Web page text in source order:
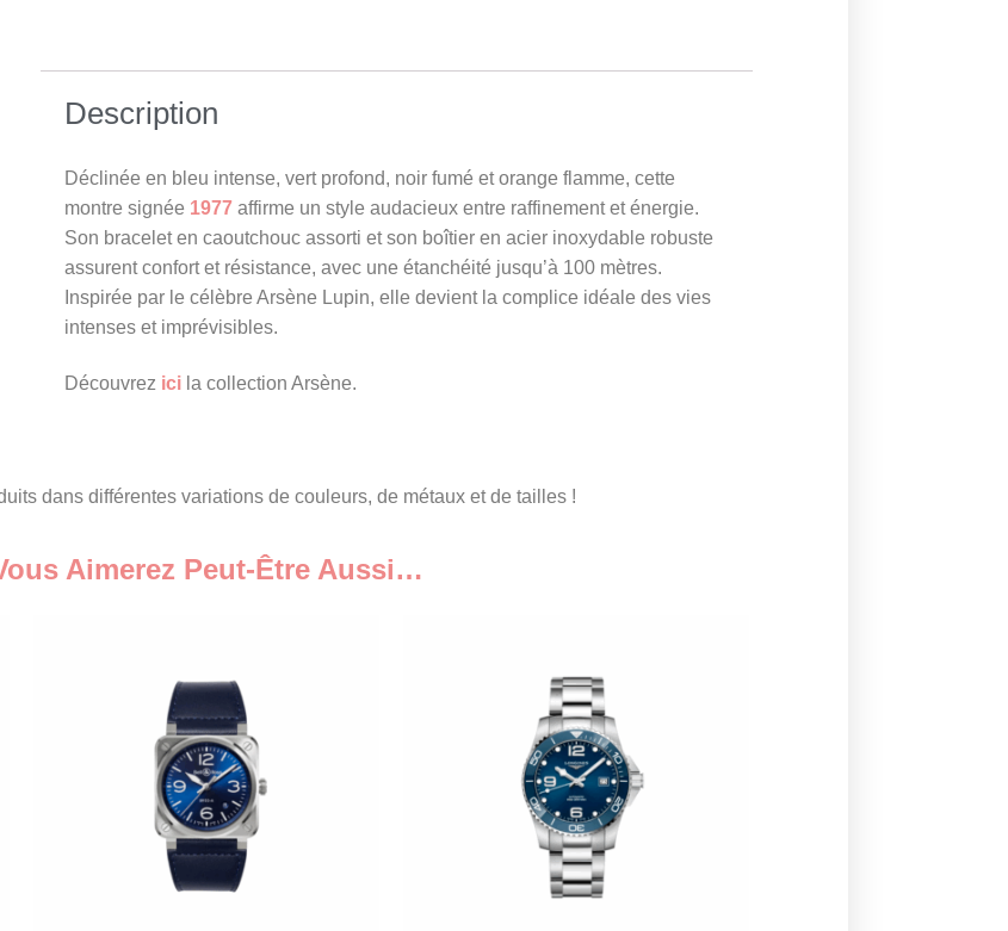
Description
Déclinée en bleu intense, vert profond, noir fumé et orange flamme, cette
montre signée 1977affirme un style audacieux entre raffinement et énergie.
Son bracelet en caoutchouc assorti et son boîtier en acier inoxydable robuste
assurent confort et résistance, avec une étanchéité jusqu’à 100 mètres.
Inspirée par le célèbre Arsène Lupin, elle devient la complice idéale des vies
intenses et imprévisibles.
Découvrez ici la collection Arsène.
dans différentes variations de couleurs, de métaux et de tailles !
Aimerez Peut-Être Aussi…